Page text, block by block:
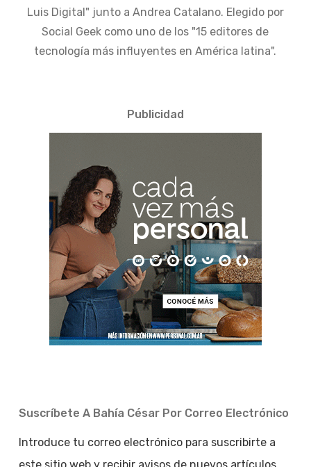
Luis Digital" junto a Andrea Catalano. Elegido por
Social Geek como uno de los "15 editores de
tecnología más influyentes en América latina".
Publicidad
Suscríbete A Bahía César Por Correo Electrónico
Introduce tu correo electrónico para suscribirte a